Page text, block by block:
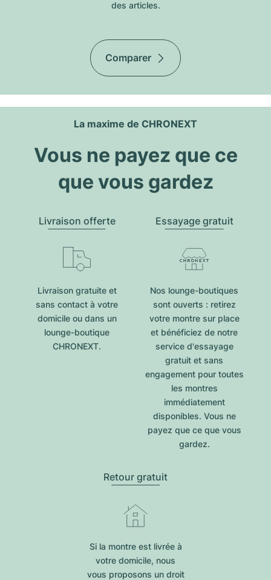
des articles.
Comparer
La maxime de CHRONEXT
Vous ne payez que ce
que vous gardez
Livraison offerte
Livraison gratuite et
sans contact à votre
domicile ou dans un
lounge-boutique
CHRONEXT.
Essayage gratuit
Nos lounge-boutiques
sont ouverts : retirez
votre montre sur place
et bénéficiez de notre
service d'essayage
gratuit et sans
engagement pour toutes
les montres
immédiatement
disponibles. Vous ne
payez que ce que vous
gardez.
Retour gratuit
Si la montre est livrée à
votre domicile, nous
vous proposons un droit